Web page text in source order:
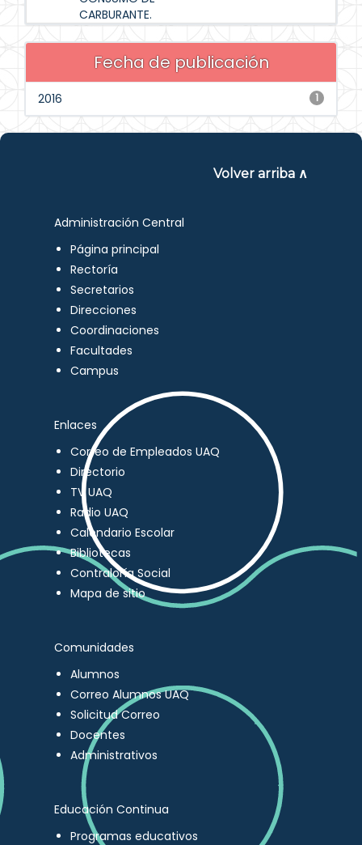
CARBURANTE.
Fecha de publicación
1
2016
Volver arriba ∧
Administración Central
Página principal
Rectoría
Secretarios
Direcciones
Coordinaciones
Facultades
Campus
Enlaces
Correo de Empleados UAQ
Directorio
TV UAQ
Radio UAQ
Calendario Escolar
Bibliotecas
Contraloría Social
Mapa de sitio
Comunidades
Alumnos
Correo Alumnos UAQ
Solicitud Correo
Docentes
Administrativos
Educación Continua
Programas educativos